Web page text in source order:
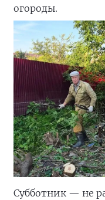
огороды.
Субботник — не